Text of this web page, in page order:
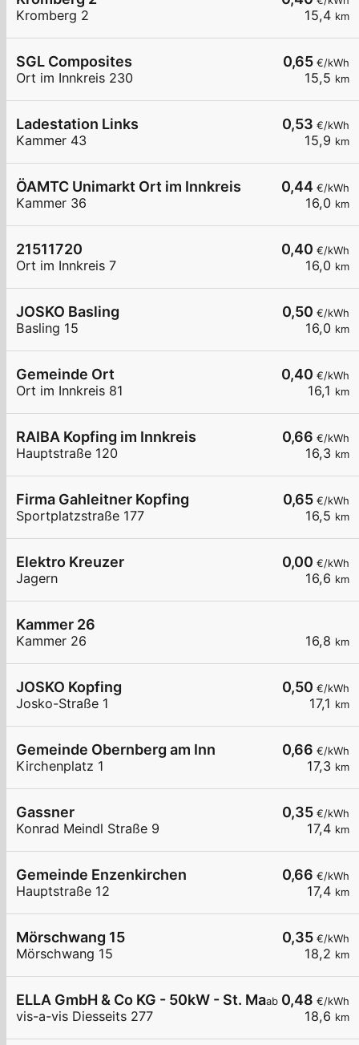
15,4 km
Kromberg 2
0,65 €/kWh
15,5 km
SGL Composites
Ort im Innkreis 230
0,53 €/kWh
15,9 km
Ladestation Links
Kammer 43
0,44 €/kWh
16,0 km
ÖAMTC Unimarkt Ort im Innkreis
Kammer 36
0,40 €/kWh
16,0 km
21511720
Ort im Innkreis 7
0,50 €/kWh
16,0 km
JOSKO Basling
Basling 15
0,40 €/kWh
16,1 km
Gemeinde Ort
Ort im Innkreis 81
0,66 €/kWh
16,3 km
RAIBA Kopfing im Innkreis
Hauptstraße 120
0,65 €/kWh
16,5 km
Firma Gahleitner Kopfing
Sportplatzstraße 177
0,00 €/kWh
16,6 km
Elektro Kreuzer
Jagern
16,8 km
Kammer 26
Kammer 26
0,50 €/kWh
17,1 km
JOSKO Kopfing
Josko-Straße 1
0,66 €/kWh
17,3 km
Gemeinde Obernberg am Inn
Kirchenplatz 1
0,35 €/kWh
17,4 km
Gassner
Konrad Meindl Straße 9
0,66 €/kWh
17,4 km
Gemeinde Enzenkirchen
Hauptstraße 12
0,35 €/kWh
18,2 km
Mörschwang 15
Mörschwang 15
ab 0,48 €/kWh
18,6 km
ELLA GmbH & Co KG - 50kW - St. Martin im
vis-a-vis Diesseits 277